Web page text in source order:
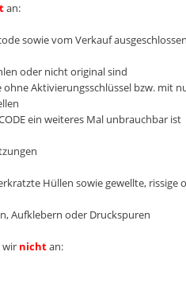
an:
sowie vom Verkauf
oder nicht original sind
Aktivierungsschlüssel bzw. mit
ein weiteres Mal unbrauchbar ist
Hüllen sowie gewellte,
Aufklebern oder Druckspuren
wir nichtan: